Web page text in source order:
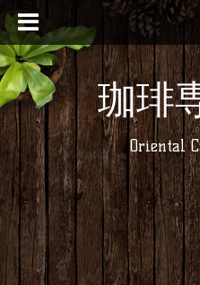
珈琲
Oriental